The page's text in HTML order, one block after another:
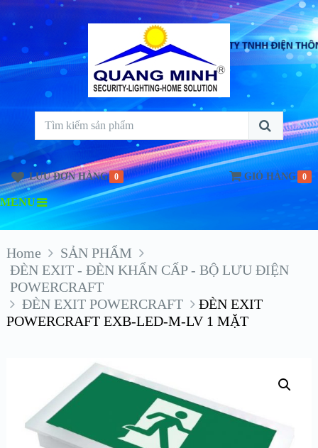
LƯU ĐƠN HÀNG 0 GIỎ HÀNG 0
MENU
Home
SẢN PHẨM
ĐÈN EXIT - ĐÈN KHẨN CẤP - BỘ LƯU ĐIỆN
POWERCRAFT
ĐÈN EXIT POWERCRAFT
ĐÈN EXIT
POWERCRAFT EXB-LED-M-LV 1 MẶT